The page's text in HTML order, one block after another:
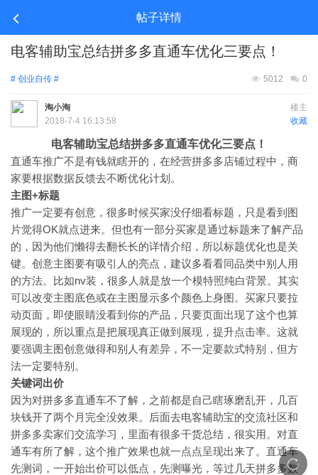
帖子详情
电客辅助宝总结拼多多直通车优化三要点！
# 创业自传 # 0
5012
楼主
淘小淘
收藏
2018-7-4 16:13:58
电客辅助宝总结拼多多直通车优化三要点！
直通车推广不是有钱就瞎开的，在经营拼多多店铺过程中，商
家要根据数据反馈去不断优化计划。
主图+标题
推广一定要有创意，很多时候买家没仔细看标题，只是看到图
片觉得OK就点进来。但也有一部分买家是通过标题来了解产品
的，因为他们懒得去翻长长的详情介绍，所以标题优化也是关
键。创意主图要有吸引人的亮点，建议多看看同品类中别人用
的方法。比如nv装，很多人就是放一个模特照纯白背景。其实
可以改变主图底色或在主图显示多个颜色上身图。买家只要拉
动页面，即使眼睛没看到你的产品，只要页面出现了这个也算
展现的，所以重点是把展现真正做到展现，提升点击率。这就
要强调主图创意做得和别人有差异，不一定要款式特别，但方
法一定要特别。
关键词出价
因为对拼多多直通车不了解，之前都是自己瞎琢磨乱开，几百
块钱开了两个月完全没效果。后面去电客辅助宝的交流社区和
拼多多卖家们交流学习，里面有很多干货总结，很实用。对直
通车有所了解，这个推广效果也就一点点呈现出来了。直通车
先测词，一开始出价可以低点，先测曝光，等过几天拼多多数